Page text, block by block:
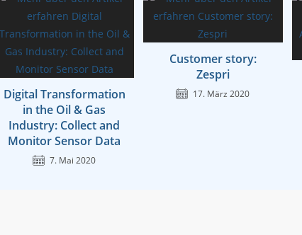
Digital Transformation
in the Oil & Gas
Industry: Collect and
Monitor Sensor Data
7. Mai 2020
Customer story:
Zespri
17. März 2020